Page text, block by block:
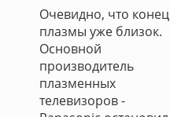
Очевидно, что конец
плазмы уже близок.
Основной
производитель
плазменных
телевизоров -